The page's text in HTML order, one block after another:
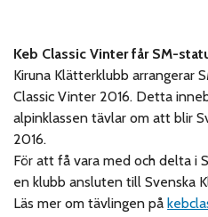
Keb Classic Vinter får SM-
Kiruna Klätterklubb arrangerar
Classic Vinter 2016. Detta
alpinklassen tävlar om att blir
2016.
För att få vara med och delta i
en klubb ansluten till Svenska
Läs mer om tävlingen på